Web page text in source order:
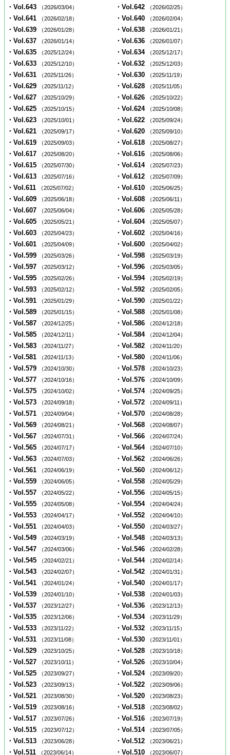
・Vol.643 （2026/03/04） ・Vol.642 （2026/02/25）
・Vol.641 （2026/02/18） ・Vol.640 （2026/02/04）
・Vol.639 （2026/01/28） ・Vol.638 （2026/01/21）
・Vol.637 （2026/01/14） ・Vol.636 （2026/01/07）
・Vol.635 （2025/12/24） ・Vol.634 （2025/12/17）
・Vol.633 （2025/12/10） ・Vol.632 （2025/12/03）
・Vol.631 （2025/11/26） ・Vol.630 （2025/11/19）
・Vol.629 （2025/11/12） ・Vol.628 （2025/11/05）
・Vol.627 （2025/10/29） ・Vol.626 （2025/10/22）
・Vol.625 （2025/10/15） ・Vol.624 （2025/10/08）
・Vol.623 （2025/10/01） ・Vol.622 （2025/09/24）
・Vol.621 （2025/09/17） ・Vol.620 （2025/09/10）
・Vol.619 （2025/09/03） ・Vol.618 （2025/08/27）
・Vol.617 （2025/08/20） ・Vol.616 （2025/08/06）
・Vol.615 （2025/07/30） ・Vol.614 （2025/07/23）
・Vol.613 （2025/07/16） ・Vol.612 （2025/07/09）
・Vol.611 （2025/07/02） ・Vol.610 （2025/06/25）
・Vol.609 （2025/06/18） ・Vol.608 （2025/06/11）
・Vol.607 （2025/06/04） ・Vol.606 （2025/05/28）
・Vol.605 （2025/05/21） ・Vol.604 （2025/05/07）
・Vol.603 （2025/04/23） ・Vol.602 （2025/04/16）
・Vol.601 （2025/04/09） ・Vol.600 （2025/04/02）
・Vol.599 （2025/03/26） ・Vol.598 （2025/03/19）
・Vol.597 （2025/03/12） ・Vol.596 （2025/03/05）
・Vol.595 （2025/02/26） ・Vol.594 （2025/02/19）
・Vol.593 （2025/02/12） ・Vol.592 （2025/02/05）
・Vol.591 （2025/01/29） ・Vol.590 （2025/01/22）
・Vol.589 （2025/01/15） ・Vol.588 （2025/01/08）
・Vol.587 （2024/12/25） ・Vol.586 （2024/12/18）
・Vol.585 （2024/12/11） ・Vol.584 （2024/12/04）
・Vol.583 （2024/11/27） ・Vol.582 （2024/11/20）
・Vol.581 （2024/11/13） ・Vol.580 （2024/11/06）
・Vol.579 （2024/10/30） ・Vol.578 （2024/10/23）
・Vol.577 （2024/10/16） ・Vol.576 （2024/10/09）
・Vol.575 （2024/10/02） ・Vol.574 （2024/09/25）
・Vol.573 （2024/09/18） ・Vol.572 （2024/09/11）
・Vol.571 （2024/09/04） ・Vol.570 （2024/08/28）
・Vol.569 （2024/08/21） ・Vol.568 （2024/08/07）
・Vol.567 （2024/07/31） ・Vol.566 （2024/07/24）
・Vol.565 （2024/07/17） ・Vol.564 （2024/07/10）
・Vol.563 （2024/07/03） ・Vol.562 （2024/06/26）
・Vol.561 （2024/06/19） ・Vol.560 （2024/06/12）
・Vol.559 （2024/06/05） ・Vol.558 （2024/05/29）
・Vol.557 （2024/05/22） ・Vol.556 （2024/05/15）
・Vol.555 （2024/05/08） ・Vol.554 （2024/04/24）
・Vol.553 （2024/04/17） ・Vol.552 （2024/04/10）
・Vol.551 （2024/04/03） ・Vol.550 （2024/03/27）
・Vol.549 （2024/03/19） ・Vol.548 （2024/03/13）
・Vol.547 （2024/03/06） ・Vol.546 （2024/02/28）
・Vol.545 （2024/02/21） ・Vol.544 （2024/02/14）
・Vol.543 （2024/02/07） ・Vol.542 （2024/01/31）
・Vol.541 （2024/01/24） ・Vol.540 （2024/01/17）
・Vol.539 （2024/01/10） ・Vol.538 （2024/01/03）
・Vol.537 （2023/12/27） ・Vol.536 （2023/12/13）
・Vol.535 （2023/12/06） ・Vol.534 （2023/11/29）
・Vol.533 （2023/11/22） ・Vol.532 （2023/11/15）
・Vol.531 （2023/11/08） ・Vol.530 （2023/11/01）
・Vol.529 （2023/10/25） ・Vol.528 （2023/10/18）
・Vol.527 （2023/10/11） ・Vol.526 （2023/10/04）
・Vol.525 （2023/09/27） ・Vol.524 （2023/09/20）
・Vol.523 （2023/09/13） ・Vol.522 （2023/09/06）
・Vol.521 （2023/08/30） ・Vol.520 （2023/08/23）
・Vol.519 （2023/08/16） ・Vol.518 （2023/08/02）
・Vol.517 （2023/07/26） ・Vol.516 （2023/07/19）
・Vol.515 （2023/07/12） ・Vol.514 （2023/07/05）
・Vol.513 （2023/06/28） ・Vol.512 （2023/06/21）
・Vol.511 （2023/06/14） ・Vol.510 （2023/06/07）